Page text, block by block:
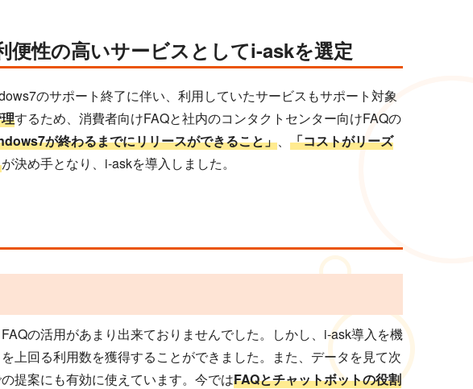
便性の高いサービスとしてi-askを選定
のサポート終了に伴い、利用していたサービスもサポート対象
するため、消費者向けFAQと社内のコンタクトセンター向けFAQの
が終わるまでにリリースができること」、 「コストがリーズ
が決め手となり、i-askを導入しました。
の活用があまり出来ておりませんでした。しかし、i-ask導入を機
上回る利用数を獲得することができました。また、データを見て次
提案にも有効に使えています。今ではFAQとチャットボットの役割